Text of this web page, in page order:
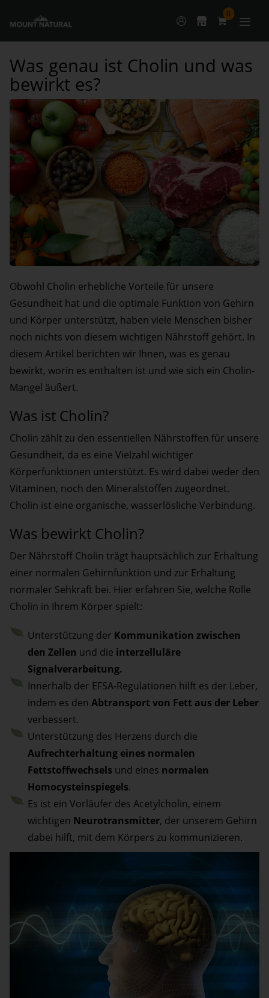
0
Was genau ist Cholin und was
bewirkt es?
Obwohl Cholin erhebliche Vorteile für unsere
Gesundheit hat und die optimale Funktion von Gehirn
und Körper unterstützt, haben viele Menschen bisher
noch nichts von diesem wichtigen Nährstoff gehört. In
diesem Artikel berichten wir Ihnen, was es genau
bewirkt, worin es enthalten ist und wie sich ein Cholin-
Mangel äußert.
Was ist Cholin?
Cholin zählt zu den essentiellen Nährstoffen für unsere
Gesundheit, da es eine Vielzahl wichtiger
Körperfunktionen unterstützt. Es wird dabei weder den
Vitaminen, noch den Mineralstoffen zugeordnet.
Cholin ist eine organische, wasserlösliche Verbindung.
Was bewirkt Cholin?
Der Nährstoff Cholin trägt hauptsächlich zur Erhaltung
einer normalen Gehirnfunktion und zur Erhaltung
normaler Sehkraft bei. Hier erfahren Sie, welche Rolle
Cholin in Ihrem Körper spielt:
Unterstützung der Kommunikation zwischen
den Zellen und die interzelluläre
Signalverarbeitung.
Innerhalb der EFSA-Regulationen hilft es der Leber,
indem es den Abtransport von Fett aus der Leber
verbessert.
Unterstützung des Herzens durch die
Aufrechterhaltung eines normalen
Fettstoffwechsels und eines normalen
Homocysteinspiegels.
Es ist ein Vorläufer des Acetylcholin, einem
wichtigen Neurotransmitter, der unserem Gehirn
dabei hilft, mit dem Körpers zu kommunizieren.